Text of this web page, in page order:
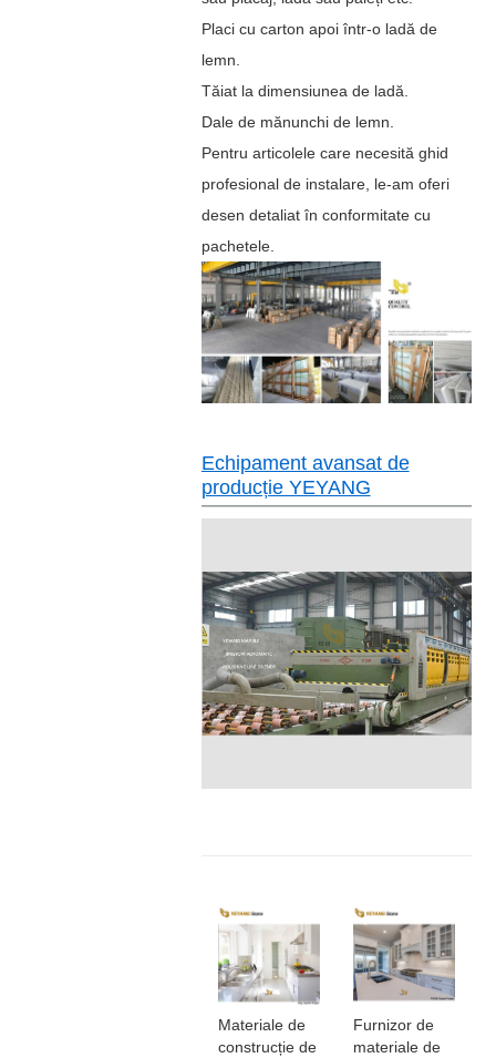
Placi cu carton apoi într-o ladă de
lemn.
Tăiat la dimensiunea de ladă.
Dale de mănunchi de lemn.
Pentru articolele care necesită ghid
profesional de instalare, le-am oferi
desen detaliat în conformitate cu
pachetele.
Echipament avansat de
producție YEYANG
Materiale de
construcție de
Furnizor de
materiale de